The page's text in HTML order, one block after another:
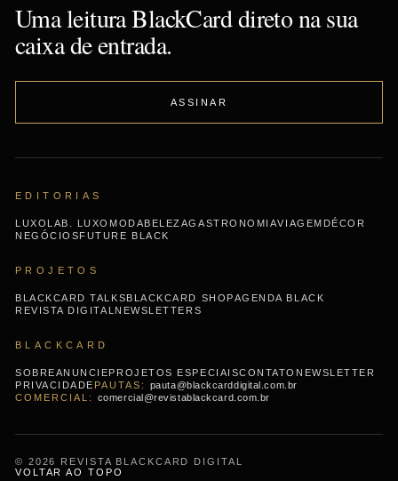
Uma leitura BlackCard direto na sua
caixa de entrada.
ASSINAR
EDITORIAS
LUXO LAB. LUXO MODA BELEZAGASTRONOMIAVIAGEM DÉCOR
NEGÓCIOS FUTURE BLACK
PROJETOS
BLACKCARD TALKS BLACKCARD SHOPAGENDA BLACK
REVISTA DIGITAL NEWSLETTERS
BLACKCARD
SOBREANUNCIE PROJETOS ESPECIAISCONTATO NEWSLETTER
PRIVACIDADE
pauta@blackcarddigital.com.br
comercial@revistablackcard.com.br
© 2026 REVISTA BLACKCARD DIGITAL
VOLTAR AO TOPO